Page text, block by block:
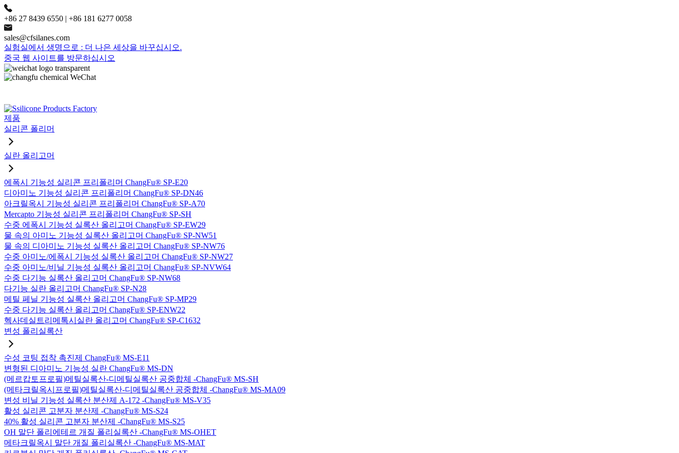
+86 27 8439 6550 | +86 181 6277 0058
sales@cfsilanes.com
실험실에서 생명으로 : 더 나은 세상을 바꾸십시오.
중국 웹 사이트를 방문하십시오
제품
실리콘 폴리머
실란 올리고머
에폭시 기능성 실리콘 프리폴리머 ChangFu® SP-E20
디아미노 기능성 실리콘 프리폴리머 ChangFu® SP-DN46
아크릴옥시 기능성 실리콘 프리폴리머 ChangFu® SP-A70
Mercapto 기능성 실리콘 프리폴리머 ChangFu® SP-SH
수중 에폭시 기능성 실록산 올리고머 ChangFu® SP-EW29
물 속의 아미노 기능성 실록산 올리고머 ChangFu® SP-NW51
물 속의 디아미노 기능성 실록산 올리고머 ChangFu® SP-NW76
수중 아미노/에폭시 기능성 실록산 올리고머 ChangFu® SP-NW27
수중 아미노/비닐 기능성 실록산 올리고머 ChangFu® SP-NVW64
수중 다기능 실록산 올리고머 ChangFu® SP-NW68
다기능 실란 올리고머 ChangFu® SP-N28
메틸 페닐 기능성 실록산 올리고머 ChangFu® SP-MP29
수중 다기능 실록산 올리고머 ChangFu® SP-ENW22
헥사데실트리메톡시실란 올리고머 ChangFu® SP-C1632
변성 폴리실록산
수성 코팅 접착 촉진제 ChangFu® MS-E11
변형된 디아미노 기능성 실란 ChangFu® MS-DN
(메르캅토프로필)메틸실록산-디메틸실록산 공중합체 -ChangFu® MS-SH
(메타크릴옥시프로필)메틸실록산-디메틸실록산 공중합체 -ChangFu® MS-MA09
변성 비닐 기능성 실록산 분산제 A-172 -ChangFu® MS-V35
활성 실리콘 고분자 분산제 -ChangFu® MS-S24
40% 활성 실리콘 고분자 분산제 -ChangFu® MS-S25
OH 말단 폴리에테르 개질 폴리실록산 -ChangFu® MS-OHET
메타크릴옥시 말단 개질 폴리실록산 -ChangFu® MS-MAT